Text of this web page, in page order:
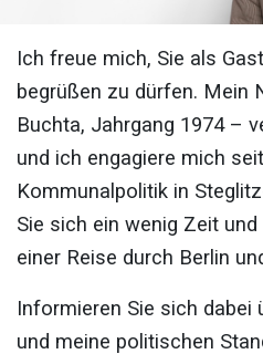
Ich freue mich, Sie als
begrüßen zu dürfen. Mein
Buchta, Jahrgang 1974 –
und ich engagiere mich
Kommunalpolitik in
Sie sich ein wenig Zeit
einer Reise durch Berlin
Informieren Sie sich dabei
und meine politischen